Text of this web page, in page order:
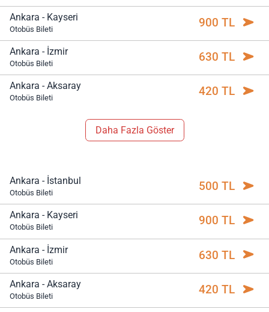
Ankara - Kayseri
Otobüs Bileti 900 TL
Ankara - İzmir
Otobüs Bileti 630 TL
Ankara - Aksaray
Otobüs Bileti 420 TL
Daha Fazla Göster
Ankara - İstanbul
Otobüs Bileti 500 TL
Ankara - Kayseri
Otobüs Bileti 900 TL
Ankara - İzmir
Otobüs Bileti 630 TL
Ankara - Aksaray
Otobüs Bileti 420 TL